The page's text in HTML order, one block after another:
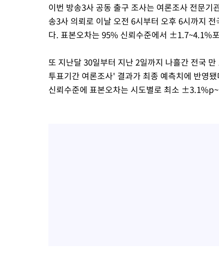
이번 방송3사 공동 출구 조사는 여론조사 전문
송3사 의뢰로 이날 오전 6시부터 오후 6시까지
다. 표본오차는 95% 신뢰수준에서 ±1.7~4.1%
또 지난달 30일부터 지난 2일까지 나흘간 전국
투표기간 여론조사' 결과가 최종 예측치에 반영
신뢰수준에 표본오차는 시도별로 최소